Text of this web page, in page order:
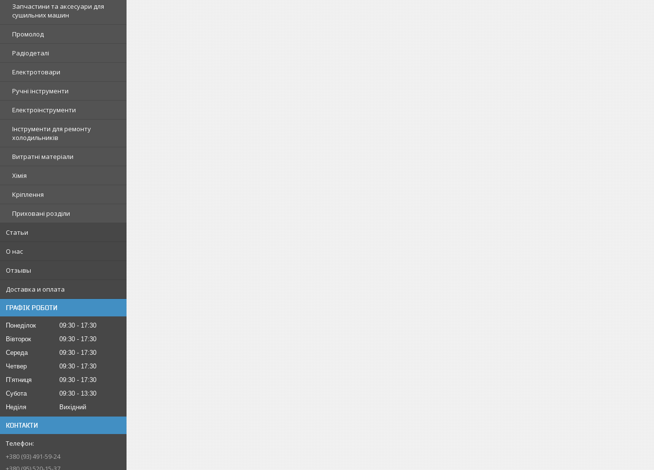
Запчастини та аксесуари для
сушильних машин
Промолод
Радіодеталі
Електротовари
Ручні інструменти
Електроінструменти
Інструменти для ремонту
холодильників
Витратні матеріали
Хімія
Кріплення
Приховані розділи
Статьи
О нас
Отзывы
Доставка и оплата
ГРАФІК РОБОТИ
Понеділок 09:30
17:30
Вівторок
09:30
17:30
Середа
09:30
17:30
Четвер
09:30
17:30
Пʼятниця
09:30
17:30
Субота
09:30
13:30
Неділя
Вихідний
КОНТАКТИ
+380 (93) 491-59-24